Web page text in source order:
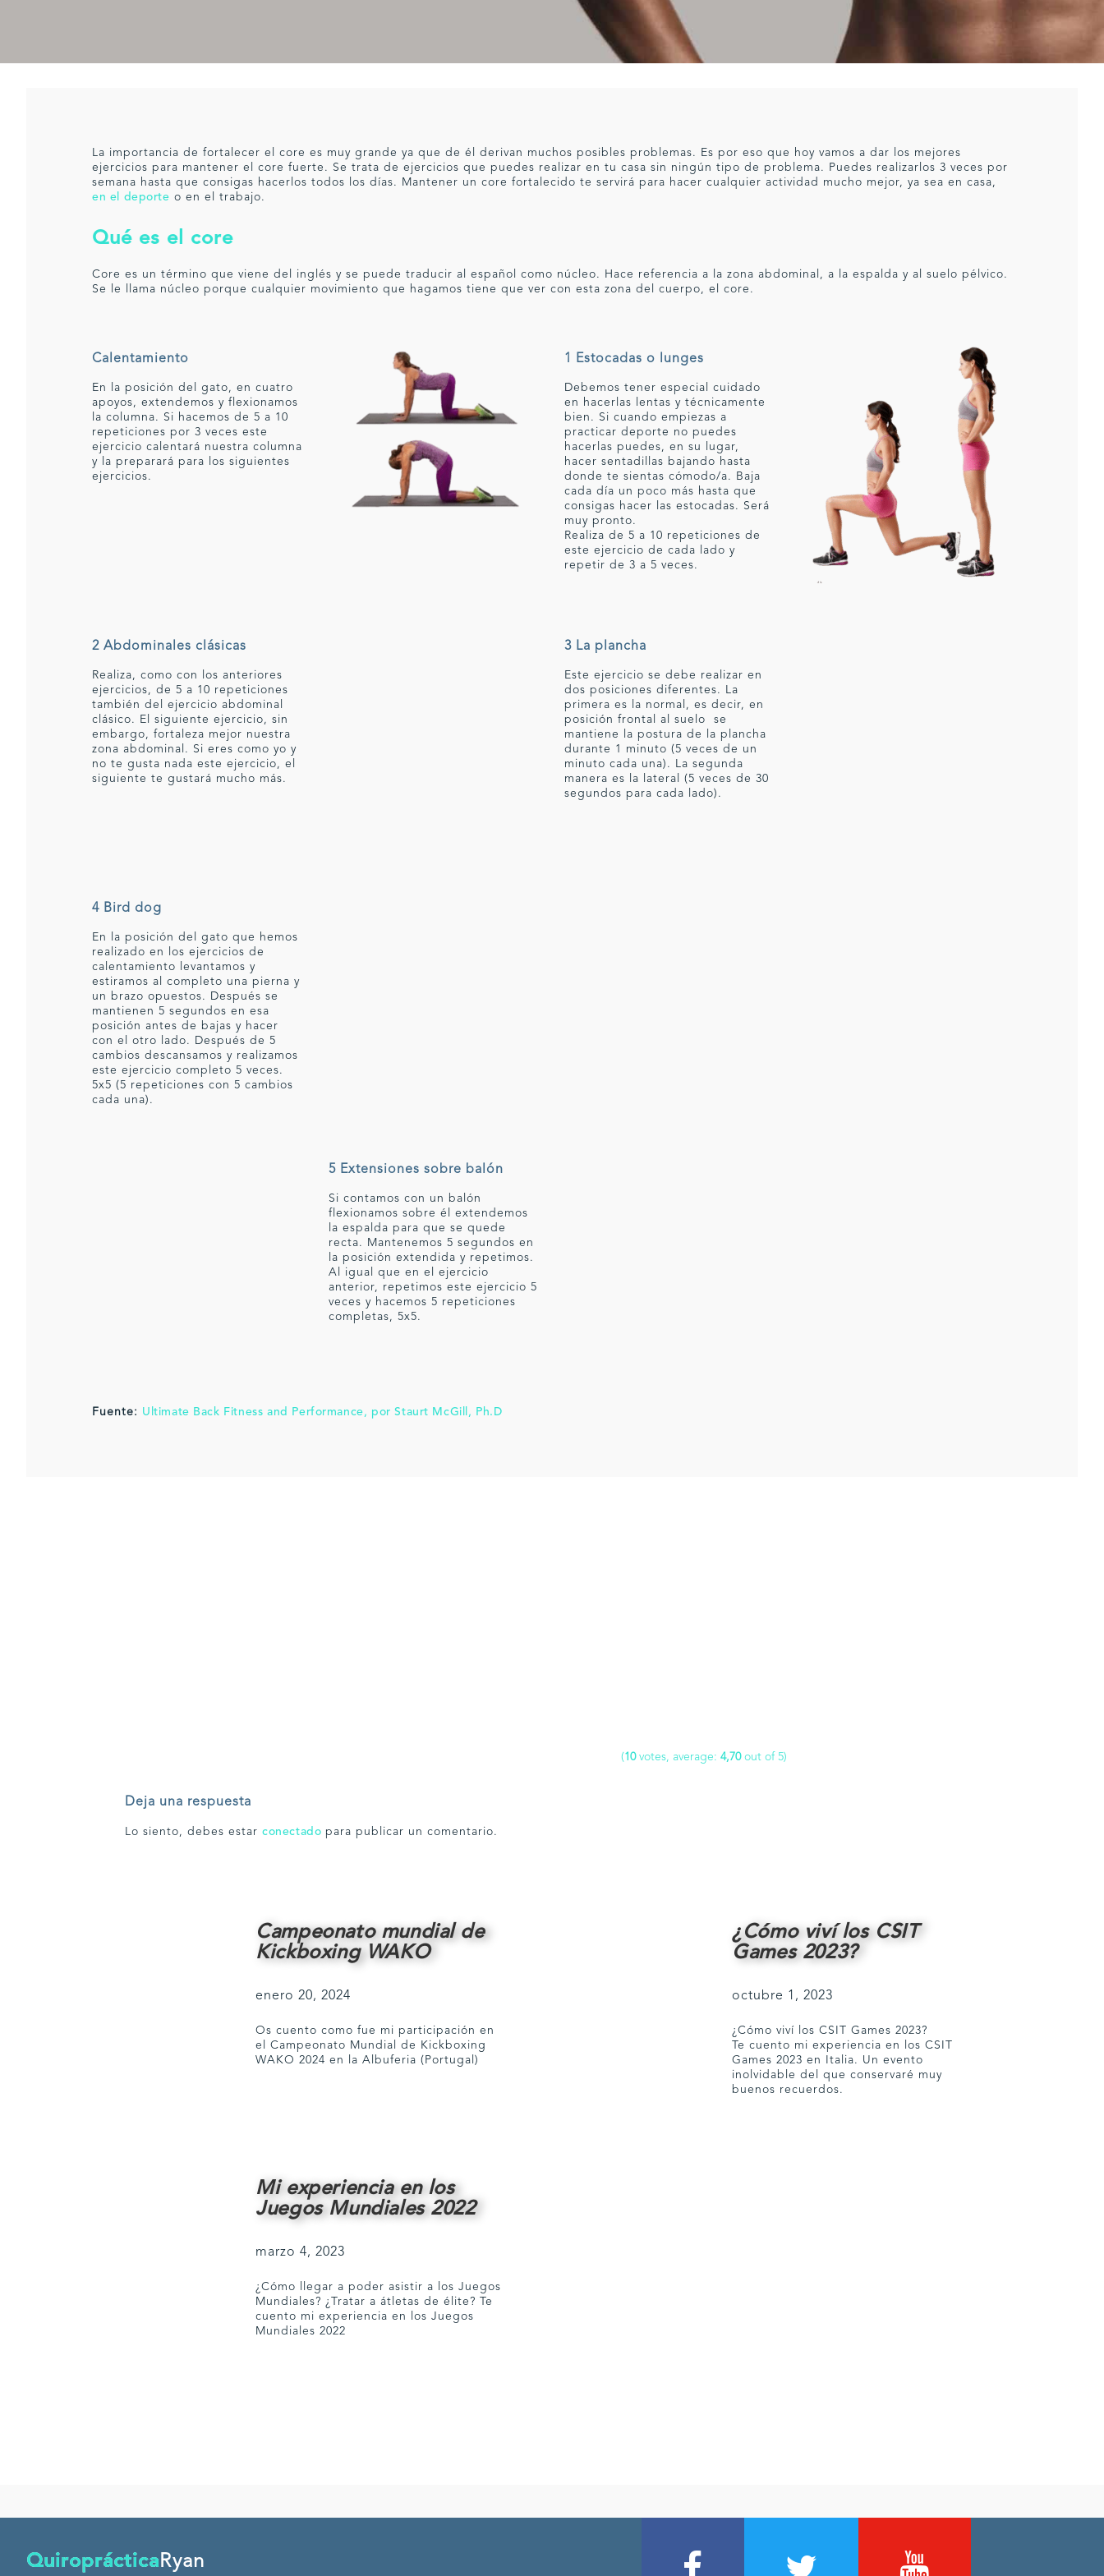
La importancia de fortalecer el core es muy grande ya que de él derivan muchos posibles problemas. Es por eso que hoy vamos a dar los mejores
ejercicios para mantener el core fuerte. Se trata de ejercicios que puedes realizar en tu casa sin ningún tipo de problema. Puedes realizarlos 3 veces por
semana hasta que consigas hacerlos todos los días. Mantener un core fortalecido te servirá para hacer cualquier actividad mucho mejor, ya sea en casa,
en el deporte o en el trabajo.
Qué es el core
Core es un término que viene del inglés y se puede traducir al español como núcleo. Hace referencia a la zona abdominal, a la espalda y al suelo pélvico.
Se le llama núcleo porque cualquier movimiento que hagamos tiene que ver con esta zona del cuerpo, el core.
Calentamiento
En la posición del gato, en cuatro
apoyos, extendemos y flexionamos
la columna. Si hacemos de 5 a 10
repeticiones por 3 veces este
ejercicio calentará nuestra columna
y la preparará para los siguientes
ejercicios.
1 Estocadas o lunges
Debemos tener especial cuidado
en hacerlas lentas y técnicamente
bien. Si cuando empiezas a
practicar deporte no puedes
hacerlas puedes, en su lugar,
hacer sentadillas bajando hasta
donde te sientas cómodo/a. Baja
cada día un poco más hasta que
consigas hacer las estocadas. Será
muy pronto.
Realiza de 5 a 10 repeticiones de
este ejercicio de cada lado y
repetir de 3 a 5 veces.
2 Abdominales clásicas
Realiza, como con los anteriores
ejercicios, de 5 a 10 repeticiones
también del ejercicio abdominal
clásico. El siguiente ejercicio, sin
embargo, fortaleza mejor nuestra
zona abdominal. Si eres como yo y
no te gusta nada este ejercicio, el
siguiente te gustará mucho más.
3 La plancha
Este ejercicio se debe realizar en
dos posiciones diferentes. La
primera es la normal, es decir, en
posición frontal al suelo se
mantiene la postura de la plancha
durante 1 minuto (5 veces de un
minuto cada una). La segunda
manera es la lateral (5 veces de 30
segundos para cada lado).
4 Bird dog
En la posición del gato que hemos
realizado en los ejercicios de
calentamiento levantamos y
estiramos al completo una pierna y
un brazo opuestos. Después se
mantienen 5 segundos en esa
posición antes de bajas y hacer
con el otro lado. Después de 5
cambios descansamos y realizamos
este ejercicio completo 5 veces.
5x5 (5 repeticiones con 5 cambios
cada una).
5 Extensiones sobre balón
Si contamos con un balón
flexionamos sobre él extendemos
la espalda para que se quede
recta. Mantenemos 5 segundos en
la posición extendida y repetimos.
Al igual que en el ejercicio
anterior, repetimos este ejercicio 5
veces y hacemos 5 repeticiones
completas, 5x5.
Fuente: Ultimate Back Fitness and Performance, por Staurt McGill, Ph.D
(10votes, average: 4,70out of 5)
Deja una respuesta
Lo siento, debes estar conectado para publicar un comentario.
Campeonato mundial de
Kickboxing WAKO
enero 20, 2024
Os cuento como fue mi participación en
el Campeonato Mundial de Kickboxing
WAKO 2024 en la Albuferia (Portugal)
¿Cómo viví los CSIT
Games 2023?
octubre 1, 2023
¿Cómo viví los CSIT Games 2023?
Te cuento mi experiencia en los CSIT
Games 2023 en Italia. Un evento
inolvidable del que conservaré muy
buenos recuerdos.
Mi experiencia en los
Juegos Mundiales 2022
marzo 4, 2023
¿Cómo llegar a poder asistir a los Juegos
Mundiales? ¿Tratar a átletas de élite? Te
cuento mi experiencia en los Juegos
Mundiales 2022
QuiroprácticaRyan